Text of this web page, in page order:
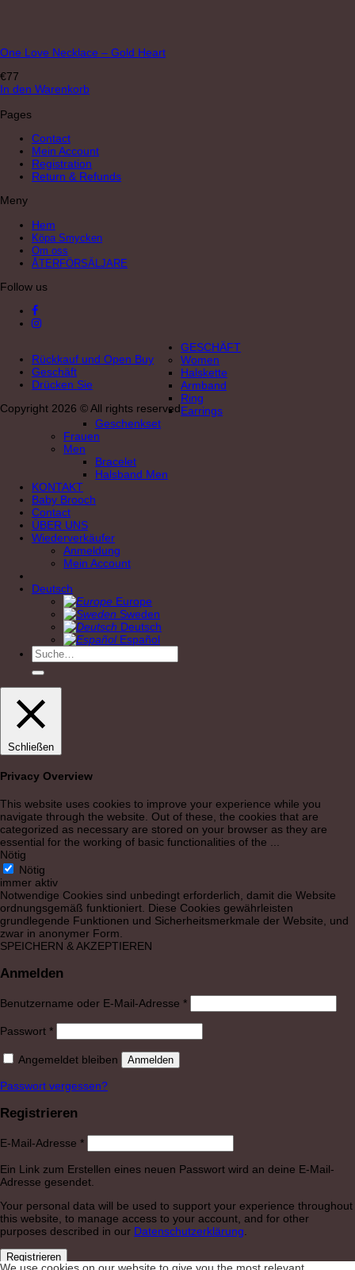
One Love Necklace – Gold Heart
€77
In den Warenkorb
Pages
Contact
Mein Account
Registration
Return & Refunds
Meny
Hem
Köpa Smycken
Om oss
ÅTERFÖRSÄLJARE
Follow us
Rückkauf und Open Buy
Geschäft
Drücken Sie
Copyright 2026 © All rights reserved
GESCHÄFT
Women
Halskette
Armband
Ring
Earrings
Geschenkset
Frauen
Men
Bracelet
Halsband Men
KONTAKT
Baby Brooch
Contact
ÜBER UNS
Wiederverkäufer
Anmeldung
Mein Account
Deutsch
Europe
Sweden
Deutsch
Español
Suche
nach:
Schließen
Privacy Overview
This website uses cookies to improve your experience while you
navigate through the website. Out of these, the cookies that are
categorized as necessary are stored on your browser as they are
essential for the working of basic functionalities of the ...
Nötig
Nötig
immer aktiv
Notwendige Cookies sind unbedingt erforderlich, damit die Website
ordnungsgemäß funktioniert. Diese Cookies gewährleisten
grundlegende Funktionen und Sicherheitsmerkmale der Website, und
zwar in anonymer Form.
SPEICHERN & AKZEPTIEREN
Anmelden
Benutzername oder E-Mail-Adresse *Erforderlich
Passwort *Erforderlich
Angemeldet bleiben Anmelden
Passwort vergessen?
Registrieren
E-Mail-Adresse *Erforderlich
Ein Link zum Erstellen eines neuen Passwort wird an deine E-Mail-
Adresse gesendet.
Your personal data will be used to support your experience throughout
this website, to manage access to your account, and for other
purposes described in our Datenschutzerklärung
Registrieren